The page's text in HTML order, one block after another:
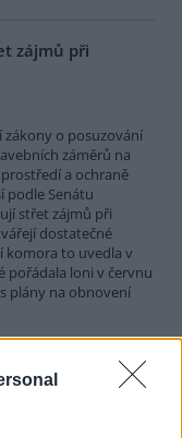
zájmů při
zákony o posuzování
záměrů na
a ochraně
podle Senátu
střet zájmů při
dostatečné
komora to uvedla v
pořádala loni v červnu
plány na obnovení
15 slonů, úřady